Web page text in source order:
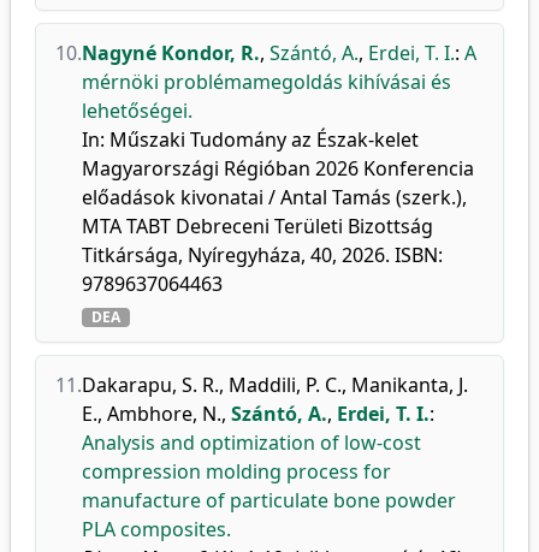
10.Nagyné Kondor, R., Szántó, A., Erdei, T. I.: A
mérnöki problémamegoldás kihívásai és
lehetőségei.
In: Műszaki Tudomány az Észak-kelet
Magyarországi Régióban 2026 Konferencia
előadások kivonatai / Antal Tamás (szerk.),
MTA TABT Debreceni Területi Bizottság
Titkársága, Nyíregyháza, 40, 2026. ISBN:
9789637064463
DEA
11.Dakarapu, S. R., Maddili, P. C., Manikanta, J.
E., Ambhore, N., Szántó, A., Erdei, T. I.:
Analysis and optimization of low-cost
compression molding process for
manufacture of particulate bone powder
PLA composites.